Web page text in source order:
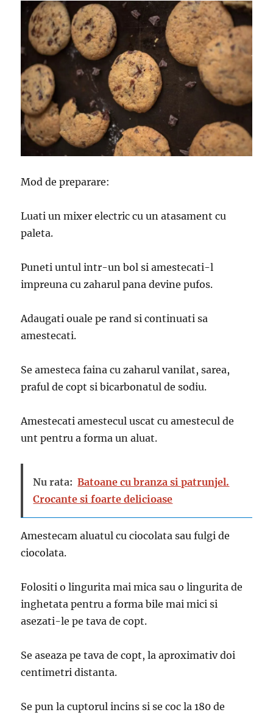
Mod de preparare:
Luati un mixer electric cu un atasament cu
paleta.
Puneti untul intr-un bol si amestecati-l
impreuna cu zaharul pana devine pufos.
Adaugati ouale pe rand si continuati sa
amestecati.
Se amesteca faina cu zaharul vanilat, sarea,
praful de copt si bicarbonatul de sodiu.
Amestecati amestecul uscat cu amestecul de
unt pentru a forma un aluat.
Nu rata: Batoane cu branza si patrunjel.
Crocante si foarte delicioase
Amestecam aluatul cu ciocolata sau fulgi de
ciocolata.
Folositi o lingurita mai mica sau o lingurita de
inghetata pentru a forma bile mai mici si
asezati-le pe tava de copt.
Se aseaza pe tava de copt, la aproximativ doi
centimetri distanta.
Se pun la cuptorul incins si se coc la 180 de